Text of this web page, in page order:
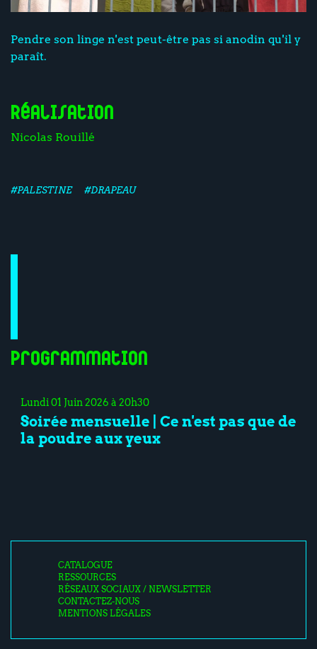
Pendre son linge n'est peut-être pas si anodin qu'il y
paraît.
Réalisation
Nicolas Rouillé
#PALESTINE #DRAPEAU
Programmation
Lundi 01 Juin 2026 à 20h30
Soirée mensuelle | Ce n'est pas que de
la poudre aux yeux
CATALOGUE
RESSOURCES
RÉSEAUX SOCIAUX / NEWSLETTER
CONTACTEZ-NOUS
MENTIONS LÉGALES